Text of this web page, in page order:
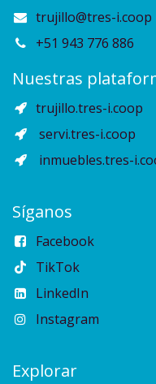
trujillo@tres-i.coop
+51 943 776 886
Nuestras
trujillo.tres-i.coop
servi.tres-i.coop
inmuebles.tres-
Síganos
Facebook
TikTok
LinkedIn
Instagram
Explorar